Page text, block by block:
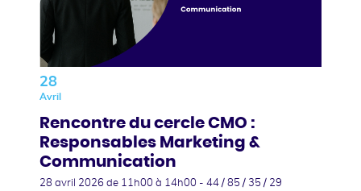
28
Avril
Rencontre du cercle CMO :
Responsables Marketing &
Communication
28 avril 2026 de 11h00 à 14h00 - 44 / 85 / 35 / 29